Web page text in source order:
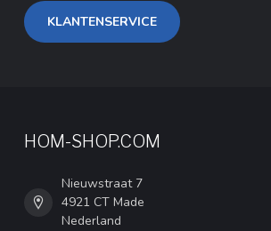
KLANTENSERVICE
HOM-SHOP.COM
Nieuwstraat 7
4921 CT Made
Nederland